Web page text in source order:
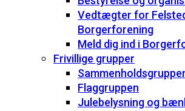
Vedtægter for
Borgerforening
Meld dig ind i
Frivillige grupper
Flaggruppen
Julebelysning og